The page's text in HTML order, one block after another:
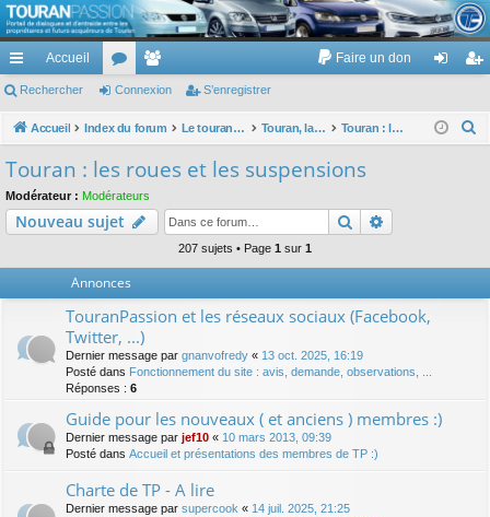
TouranPassion
Le forum des propriétaires ou futurs acquéreurs du Volkswagen Touran
cc
ès
pi
de
Accueil
or
u
e
m
Faire un don
ne nr
Rechercher Connexion S’enregistrer
Accueil Index du forum Le touran dans ses versions I (V1 V2 V3) et II ... Touran, la mécanique : moteurs, boites, transmissions, freins, direction, roues Touran : les roues et les suspensions
c
Touran : les roues et les suspensions
Modérateur : Modérateurs
Nouveau sujet Rechercher
207 sujets • Page 1 sur 1
Annonces
TouranPassion et les réseaux sociaux (Facebook,
Twitter, ...)
Dernier message par gnanvofredy « 13 oct. 2025, 16:19
Posté dans Fonctionnement du site : avis, demande, observations, ...
Réponses : 6
Guide pour les nouveaux ( et anciens ) membres :)
Dernier message par jef10 « 10 mars 2013, 09:39
Posté dans Accueil et présentations des membres de TP :)
Charte de TP - A lire
Dernier message par supercook « 14 juil. 2025, 21:25